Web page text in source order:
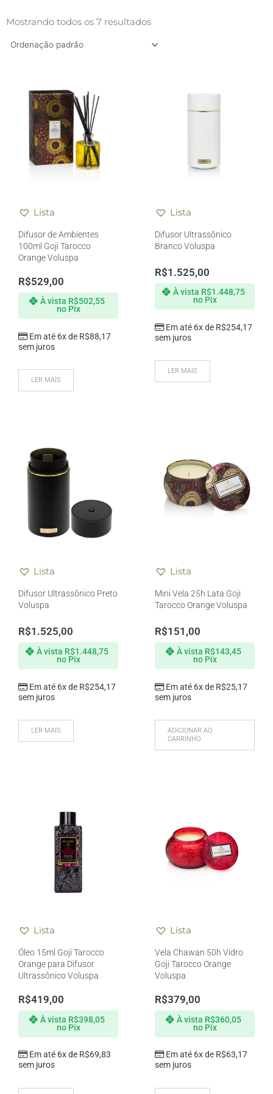
Mostrando todos os 7 resultados
Lista
Difusor de Ambientes
100ml Goji Tarocco
Orange Voluspa
R$529,00
Em até 6x de R$88,17
sem juros
À vista R$502,55
no Pix
LER MAIS
Lista
Difusor Ultrassônico
Branco Voluspa
R$1.525,00
Em até 6x de R$254,17
sem juros
À vista R$1.448,75
no Pix
LER MAIS
Lista
Difusor Ultrassônico Preto
Voluspa
R$1.525,00
Em até 6x de R$254,17
sem juros
À vista R$1.448,75
no Pix
LER MAIS
Lista
Mini Vela 25h Lata Goji
Tarocco Orange Voluspa
R$151,00
Em até 6x de R$25,17
sem juros
À vista R$143,45
no Pix
ADICIONAR AO
CARRINHO
Lista
Óleo 15ml Goji Tarocco
Orange para Difusor
Ultrassônico Voluspa
R$419,00
Em até 6x de R$69,83
sem juros
À vista R$398,05
no Pix
Lista
Vela Chawan 50h Vidro
Goji Tarocco Orange
Voluspa
R$379,00
Em até 6x de R$63,17
sem juros
À vista R$360,05
no Pix